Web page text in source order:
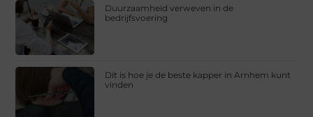
Duurzaamheid verweven in de
bedrijfsvoering
Dit is hoe je de beste kapper in Arnhem kunt
vinden